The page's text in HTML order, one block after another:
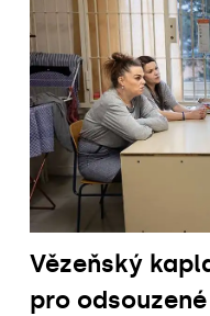
Vězeňský
pro